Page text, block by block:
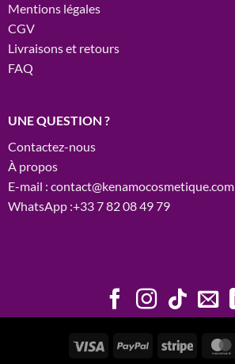
Mentions légales
CGV
Livraisons et retours
FAQ
UNE QUESTION ?
Contactez-nous
À propos
E-mail : contact@kenamocosmetique.com
WhatsApp :+33 7 82 08 49 79
Visa PayPal Stripe